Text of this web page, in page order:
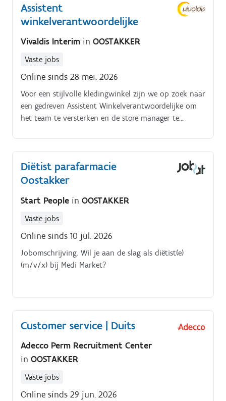
Assistent
winkelverantwoordelijke
Vivaldis Interim in OOSTAKKER
Vaste jobs
Online sinds 28 mei. 2026
Voor een stijlvolle kledingwinkel zijn we op zoek naar
een gedreven Assistent Winkelverantwoordelijke om
het team te versterken en de store manager te
verkoop met een talent voor coördinatie.
Diëtist parafarmacie
Oostakker
Start People in OOSTAKKER
Vaste jobs
Online sinds 10 jul. 2026
Jobomschrijving. Wil je aan de slag als diëtist(e)
(m/v/x) bij Medi Market?
Customer service | Duits
Adecco Perm Recruitment Center
in OOSTAKKER
Vaste jobs
Online sinds 29 jun. 2026